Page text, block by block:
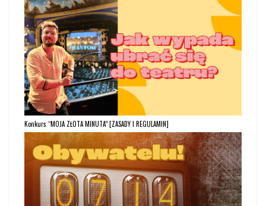
Konkurs “MOJA ZŁOTA MINUTA” [ZASADY I REGULAMIN]